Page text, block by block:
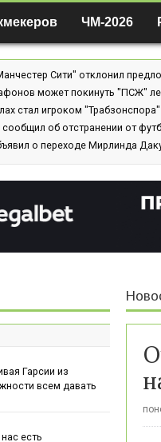
ЧМ-2026
Сити" отклонил
может покинуть "ПСЖ"
стал игроком "Трабзонспора"
об отстранении от
о переходе Мирлинда
Гарсии из
всем давать
есть